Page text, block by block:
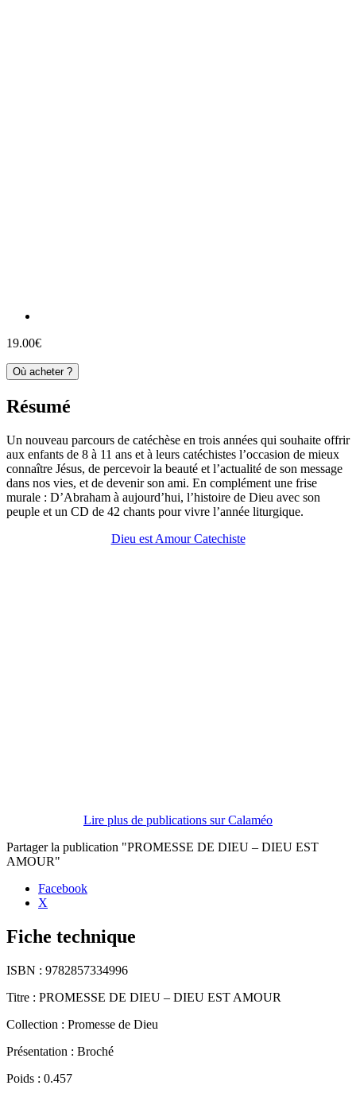
19.00€
Où acheter ?
Résumé
Un nouveau parcours de catéchèse en trois années qui souhaite offrir
aux enfants de 8 à 11 ans et à leurs catéchistes l’occasion de mieux
connaître Jésus, de percevoir la beauté et l’actualité de son message
dans nos vies, et de devenir son ami. En complément une frise
murale : D’Abraham à aujourd’hui, l’histoire de Dieu avec son
peuple et un CD de 42 chants pour vivre l’année liturgique.
Dieu est Amour Catechiste
Lire plus de publications sur Calaméo
Partager la publication "PROMESSE DE DIEU – DIEU EST
AMOUR"
Facebook
X
Fiche technique
ISBN : 9782857334996
Titre : PROMESSE DE DIEU – DIEU EST AMOUR
Collection : Promesse de Dieu
Présentation : Broché
Poids : 0.457